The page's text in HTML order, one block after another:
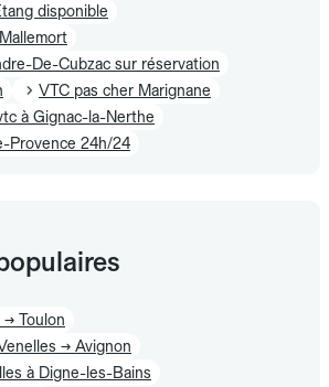
disponible
De-Cubzac sur réservation
VTC pas cher Marignane
à Gignac-la-Nerthe
Provence 24h/24
Toulon
→ Avignon
à Digne-les-Bains